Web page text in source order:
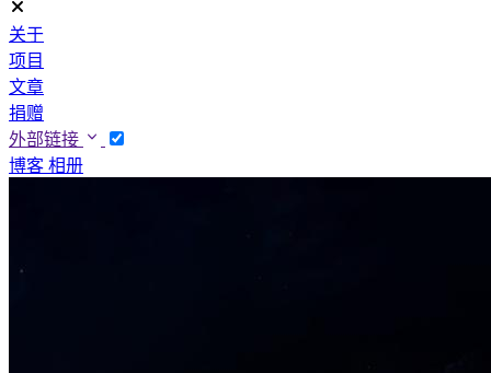
关于
项目
文章
捐赠
外部链接
博客 相册